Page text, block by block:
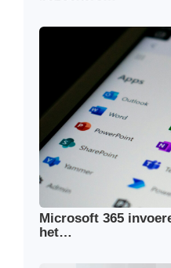
Microsoft 365
het…